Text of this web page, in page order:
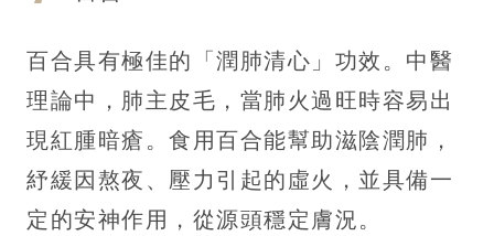
百合具有極佳的「潤肺清心」功效。中醫
理論中，肺主皮毛，當肺火過旺時容易出
現紅腫暗瘡。食用百合能幫助滋陰潤肺，
紓緩因熬夜、壓力引起的虛火，並具備一
定的安神作用，從源頭穩定膚況。